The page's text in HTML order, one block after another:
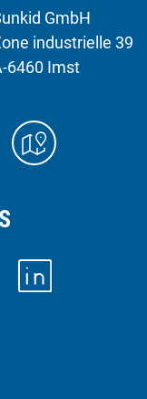
GmbH
industrielle 39
6460 Imst